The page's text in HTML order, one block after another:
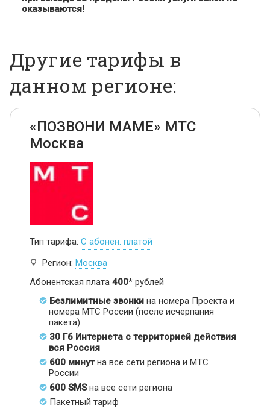
оказываются!
Другие тарифы в
данном регионе:
«ПОЗВОНИ МАМЕ» МТС
Москва
Тип тарифа: С абонен. платой
Регион: Москва
Абонентская плата 400* рублей
Безлимитные звонки на номера Проекта и
номера МТС России (после исчерпания
пакета)
30 Гб Интернета с территорией действия
вся Россия
600 минут на все сети региона и МТС
России
600 SMSна все сети региона
Пакетный тариф